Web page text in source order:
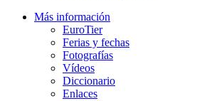
Más información
EuroTier
Ferias y fechas
Fotografías
Vídeos
Diccionario
Enlaces